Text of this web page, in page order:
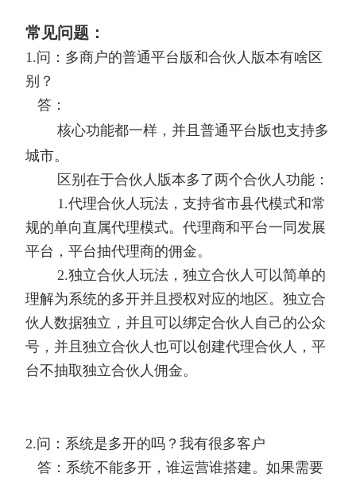
常见问题：
1.问：多商户的普通平台版和合伙人版本有啥区
别？
答：
核心功能都一样，并且普通平台版也支持多
城市。
区别在于合伙人版本多了两个合伙人功能：
1.代理合伙人玩法，支持省市县代模式和常
规的单向直属代理模式。代理商和平台一同发展
平台，平台抽代理商的佣金。
2.独立合伙人玩法，独立合伙人可以简单的
理解为系统的多开并且授权对应的地区。独立合
伙人数据独立，并且可以绑定合伙人自己的公众
号，并且独立合伙人也可以创建代理合伙人，平
台不抽取独立合伙人佣金。
2.问：系统是多开的吗？我有很多客户
答：系统不能多开，谁运营谁搭建。如果需要